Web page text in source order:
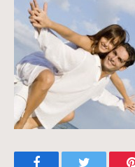
FacebookTwitter